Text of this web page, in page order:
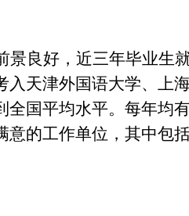
景良好，近三年毕业生
入天津外国语大学、上
全国平均水平。每年均
意的工作单位，其中包